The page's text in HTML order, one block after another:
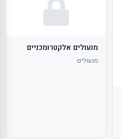
מנעולים אלקטרומכניים
מנעולים